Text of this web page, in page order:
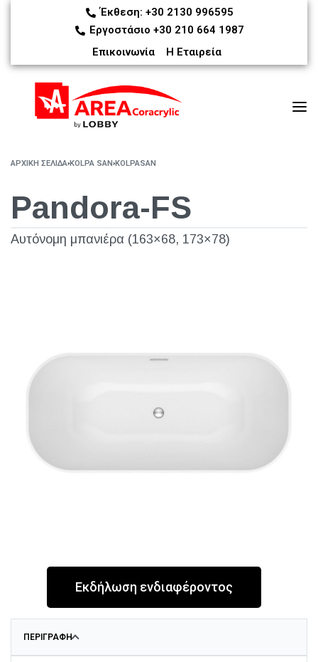
Έκθεση: +30 2130 996595
Εργοστάσιο +30 210 664 1987
Επικοινωνία
Η Εταιρεία
ΑΡΧΙΚΉ ΣΕΛΊΔΑ›KOLPA SAN›KOLPASAN
Pandora-FS
Αυτόνομη μπανιέρα (163×68, 173×78)
Εκδήλωση ενδιαφέροντος
ΠΕΡΙΓΡΑΦΉ